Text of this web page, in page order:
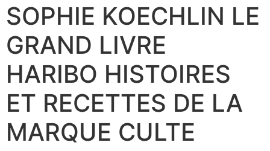
SOPHIE KOECHLIN LE
GRAND LIVRE
HARIBO HISTOIRES
ET RECETTES DE LA
MARQUE CULTE